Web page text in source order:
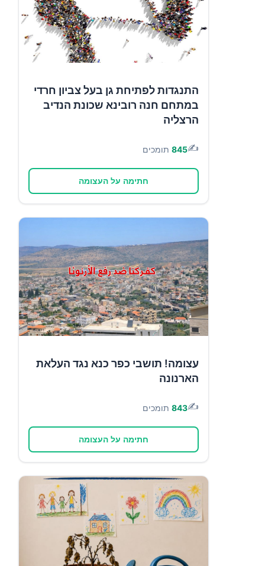
התנגדות לפתיחת גן בעל צביון חרדי
במתחם חנה רובינא שכונת הנדיב
הרצליה
✍️
845 תומכים
חתימה על העצומה
עצומה! תושבי כפר כנא נגד העלאת
הארנונה
✍️
843 תומכים
חתימה על העצומה